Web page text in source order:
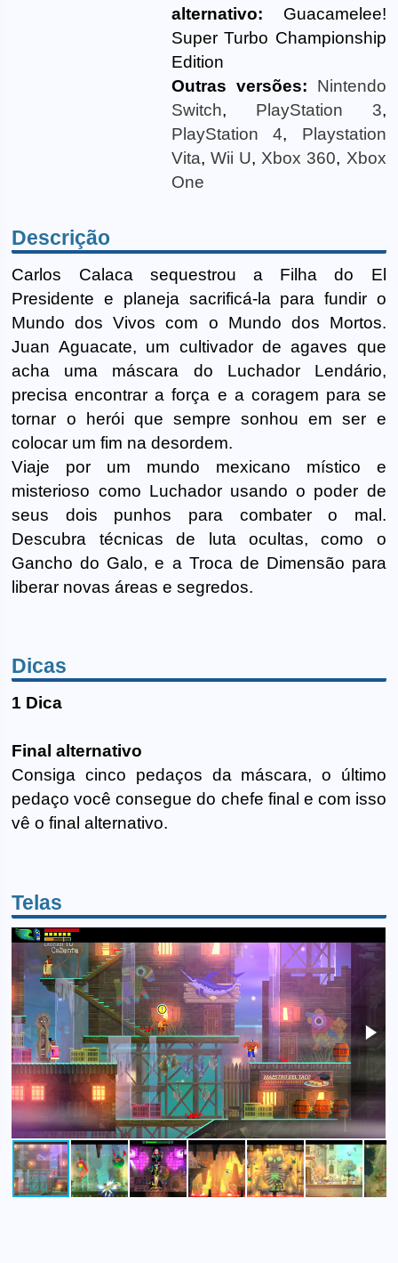
alternativo: Guacamelee!
Super Turbo Championship
Edition
Outras versões:
Nintendo
Switch, PlayStation 3,
PlayStation 4, Playstation
Vita, Wii U, Xbox 360, Xbox
One
Descrição
Carlos Calaca sequestrou a Filha do El
Presidente e planeja sacrificá-la para fundir o
Mundo dos Vivos com o Mundo dos Mortos.
Juan Aguacate, um cultivador de agaves que
acha uma máscara do Luchador Lendário,
precisa encontrar a força e a coragem para se
tornar o herói que sempre sonhou em ser e
colocar um fim na desordem.
Viaje por um mundo mexicano místico e
misterioso como Luchador usando o poder de
seus dois punhos para combater o mal.
Descubra técnicas de luta ocultas, como o
Gancho do Galo, e a Troca de Dimensão para
liberar novas áreas e segredos.
Dicas
1 Dica
Final alternativo
Consiga cinco pedaços da máscara, o último
pedaço você consegue do chefe final e com isso
vê o final alternativo.
Telas